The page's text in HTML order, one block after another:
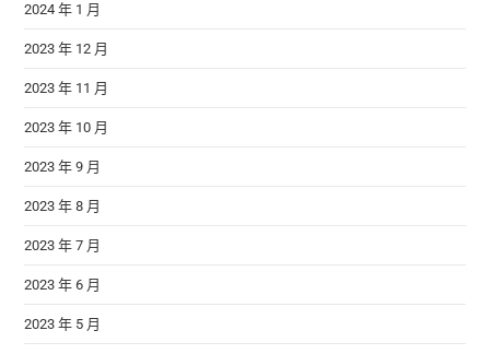
2024 年 1 月
2023 年 12 月
2023 年 11 月
2023 年 10 月
2023 年 9 月
2023 年 8 月
2023 年 7 月
2023 年 6 月
2023 年 5 月